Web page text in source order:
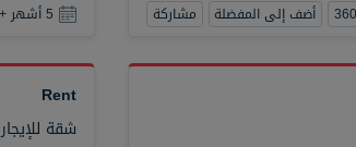
أضف إلى المفضلة مشاركة 5 أشهر +
Rent
شقة للإيجار